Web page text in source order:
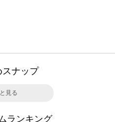
スナップ
見る
ランキング